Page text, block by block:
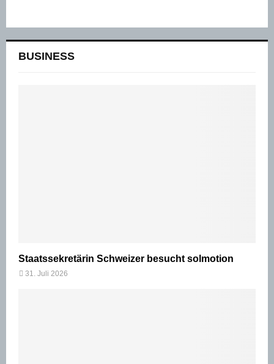
BUSINESS
Staatssekretärin Schweizer besucht solmotion
31. Juli 2026